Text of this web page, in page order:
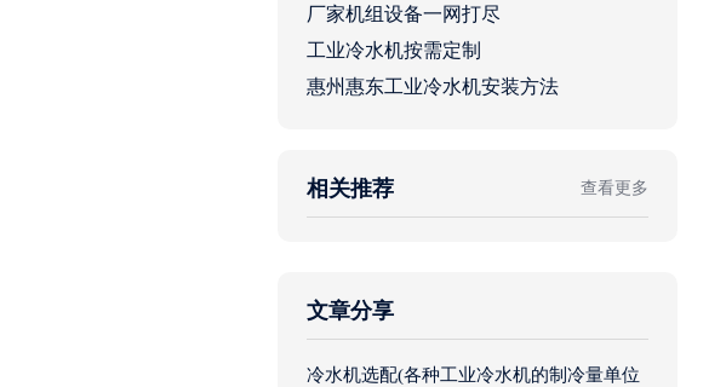
厂家机组设备一网打尽
工业冷水机按需定制
惠州惠东工业冷水机安装方法
相关推荐 查看更多
文章分享
冷水机选配(各种工业冷水机的制冷量单位